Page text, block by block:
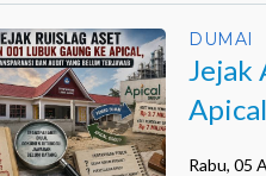
DUMAI
Jejak
Rabu, 05